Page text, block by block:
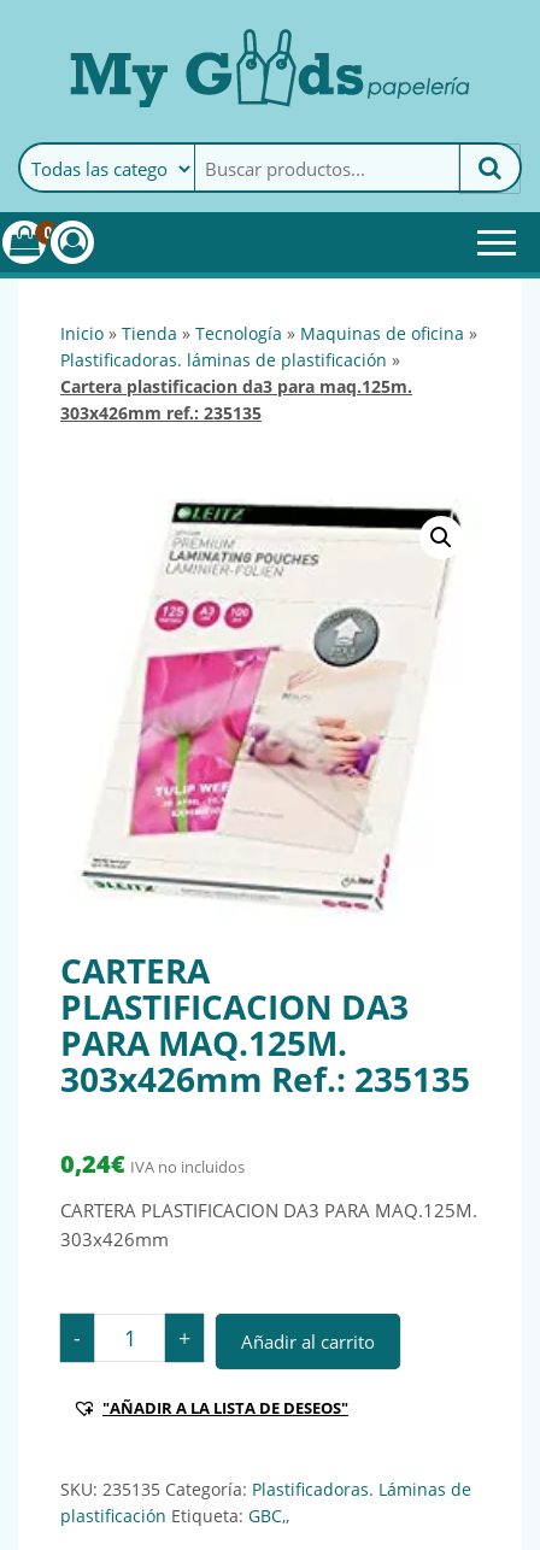
MyGoods · PapeleríaMy Goods es tu papelería
online de confianza. Podrás
encontrar todo lo necesario
0
inicio » tienda » tecnología » maquinas de oficina »
plastificadoras. láminas de plastificación »
cartera plastificacion da3 para maq.125m.
303x426mm ref.: 235135
CARTERA
PLASTIFICACION DA3
PARA MAQ.125M.
303x426mm Ref.: 235135
0,24€ IVA no incluidos
CARTERA PLASTIFICACION DA3 PARA MAQ.125M.
303x426mm
- CARTERA PLASTIFICACION DA3 PARA MAQ.125M.
+ Añadir al carrito
"AÑADIR A LA LISTA DE DESEOS"
SKU: 235135 Categoría: Plastificadoras. Láminas de
plastificación Etiqueta: GBC,,